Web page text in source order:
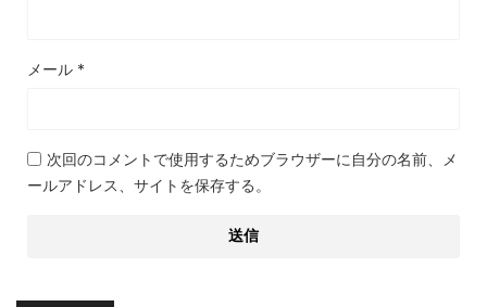
メール *
次回のコメントで使用するためブラウザーに自分の名前、メ
ールアドレス、サイトを保存する。